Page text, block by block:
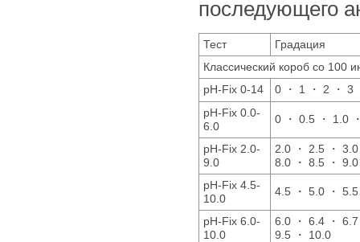
последующего
Тест
Градация
Классический короб со 100
pH-Fix 0-14
0 ・ 1 ・ 2 ・ 3
рН-Fix 0.0-
6.0
0 ・ 0.5 ・ 1.0
pH-Fix 2.0-
9.0
2.0 ・ 2.5 ・
8.0 ・ 8.5 ・ 9.0
pH-Fix 4.5-
10.0
4.5 ・ 5.0 ・
pH-Fix 6.0-
10.0
6.0 ・ 6.4 ・
9.5 ・ 10.0